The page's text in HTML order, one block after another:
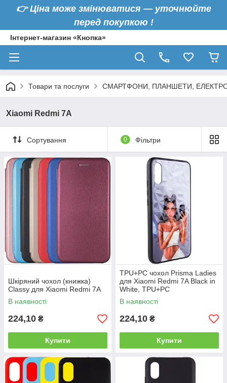
👉Ціна може змінюватися — уточнюйте
перед покупкою !
Інтернет-магазин «Кнопка»
Товари та послуги СМАРТФОНИ, ПЛАНШЕТИ,
Xiaomi Redmi 7A
Сортування 0 Фільтри
Шкіряний чохол (книжка)
Classy для Xiaomi Redmi 7A
В наявності
224,10 ₴
Купити
TPU+PC чохол Prisma Ladies
для Xiaomi Redmi 7A Black in
White, TPU+PC
В наявності
224,10 ₴
Купити